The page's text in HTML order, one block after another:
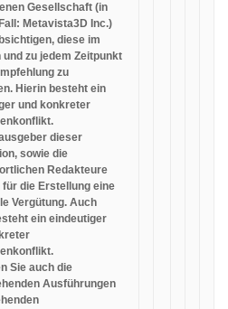
Gesellschaft (in
Metavista3D Inc.)
diese im
und zu jedem Zeitpunkt
zu
Hierin besteht ein
und konkreter
dieser
sowie die
Redakteure
die Erstellung eine
Vergütung. Auch
ein eindeutiger
Sie auch die
Ausführungen